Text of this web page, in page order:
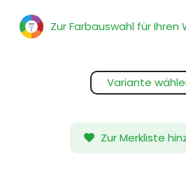
Zur Farbauswahl für
Variante
Zur Merkliste